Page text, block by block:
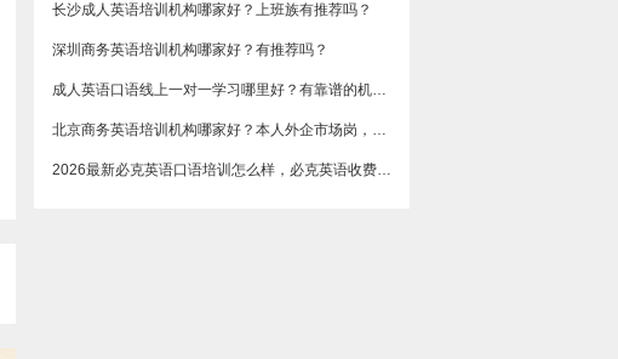
长沙成人英语培训机构哪家好？上班族有推荐吗？
深圳商务英语培训机构哪家好？有推荐吗？
成人英语口语线上一对一学习哪里好？有靠谱的机构可以推荐吗？
​北京商务英语培训机构哪家好？本人外企市场岗，急需提升谈判和汇报口语，求真实体验分享，广告勿扰，谢谢
2026最新必克英语口语培训怎么样，必克英语收费价格多少？